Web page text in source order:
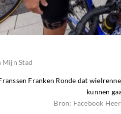
Mijn Stad
Franken Ronde dat
kunnen
Bron: Facebook